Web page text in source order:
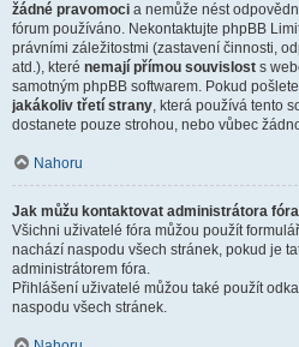
žádné pravomoci a nemůže nést
fórum používáno. Nekontaktujte phpBB
právními záležitostmi (zastavení činnosti,
atd.), které nemají přímou souvislost s
samotným phpBB softwarem. Pokud
jakákoliv třetí strany, která používá tento
dostanete pouze strohou, nebo vůbec
Nahoru
Jak můžu kontaktovat administrátora
Všichni uživatelé fóra můžou použít
nachází naspodu všech stránek, pokud je
administrátorem fóra.
Přihlášení uživatelé můžou také použít
naspodu všech stránek.